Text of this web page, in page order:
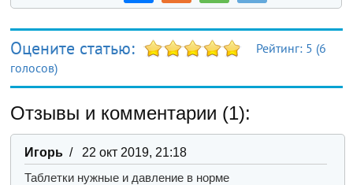
Оцените статью: Рейтинг: 5 (6
голосов)
Отзывы и комментарии (1):
Игорь/ 22 окт 2019, 21:18
Таблетки нужные и давление в норме